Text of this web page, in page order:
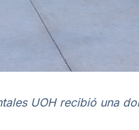
UOH recibió una